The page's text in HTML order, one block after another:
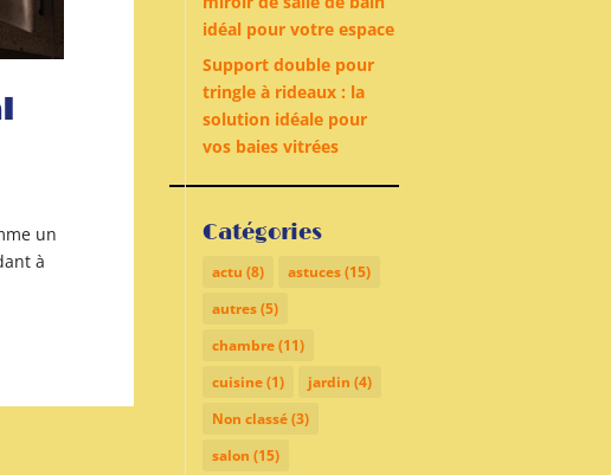
un
à
idéal pour votre espace
Support double pour
tringle à rideaux : la
solution idéale pour
vos baies vitrées
Catégories
actu (8) astuces(15)
autres(5)
chambre(11)
cuisine(1) jardin (4)
Non classé(3)
salon (15)